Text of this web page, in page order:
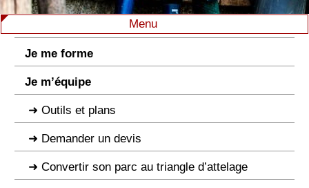
Menu
Je me forme
Je m’équipe
Outils et plans
Demander un devis
Convertir son parc au triangle d’attelage